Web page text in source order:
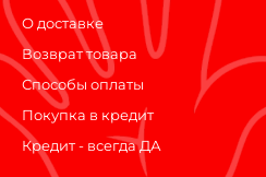
О доставке
Возврат товара
Способы оплаты
Покупка в кредит
Кредит - всегда ДА